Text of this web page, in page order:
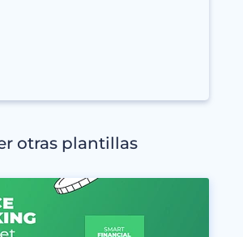
otras plantillas